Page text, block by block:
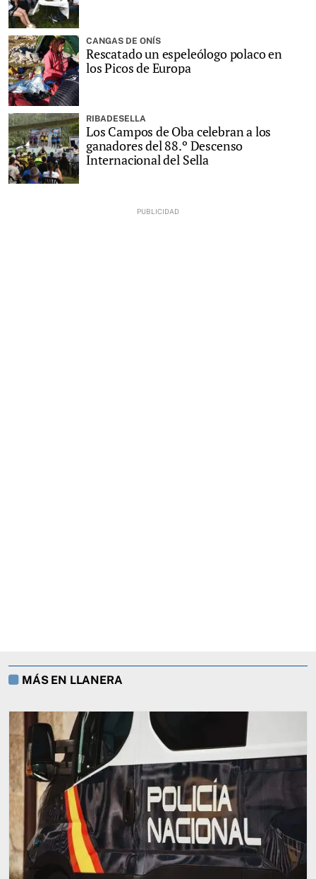
CANGAS DE ONÍS
Rescatado un espeleólogo polaco en
los Picos de Europa
RIBADESELLA
Los Campos de Oba celebran a los
ganadores del 88.º Descenso
Internacional del Sella
MÁS EN LLANERA